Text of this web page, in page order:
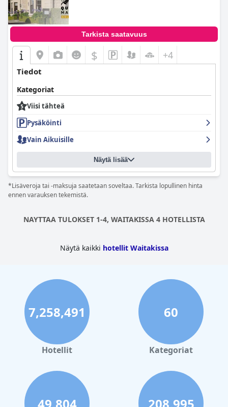
Tarkista saatavuus
$ +4
Tiedot
Kategoriat
Viisi tähteä
Pysäköinti
Vain Aikuisille
Näytä lisää
*Lisäveroja tai -maksuja saatetaan soveltaa. Tarkista lopullinen hinta
ennen varauksen tekemistä.
NAYTTAA TULOKSET 1-4, WAITAKISSA 4 HOTELLISTA
Näytä kaikki hotellit Waitakissa
7,258,491
Hotellit
60
Kategoriat
49,804 208,995